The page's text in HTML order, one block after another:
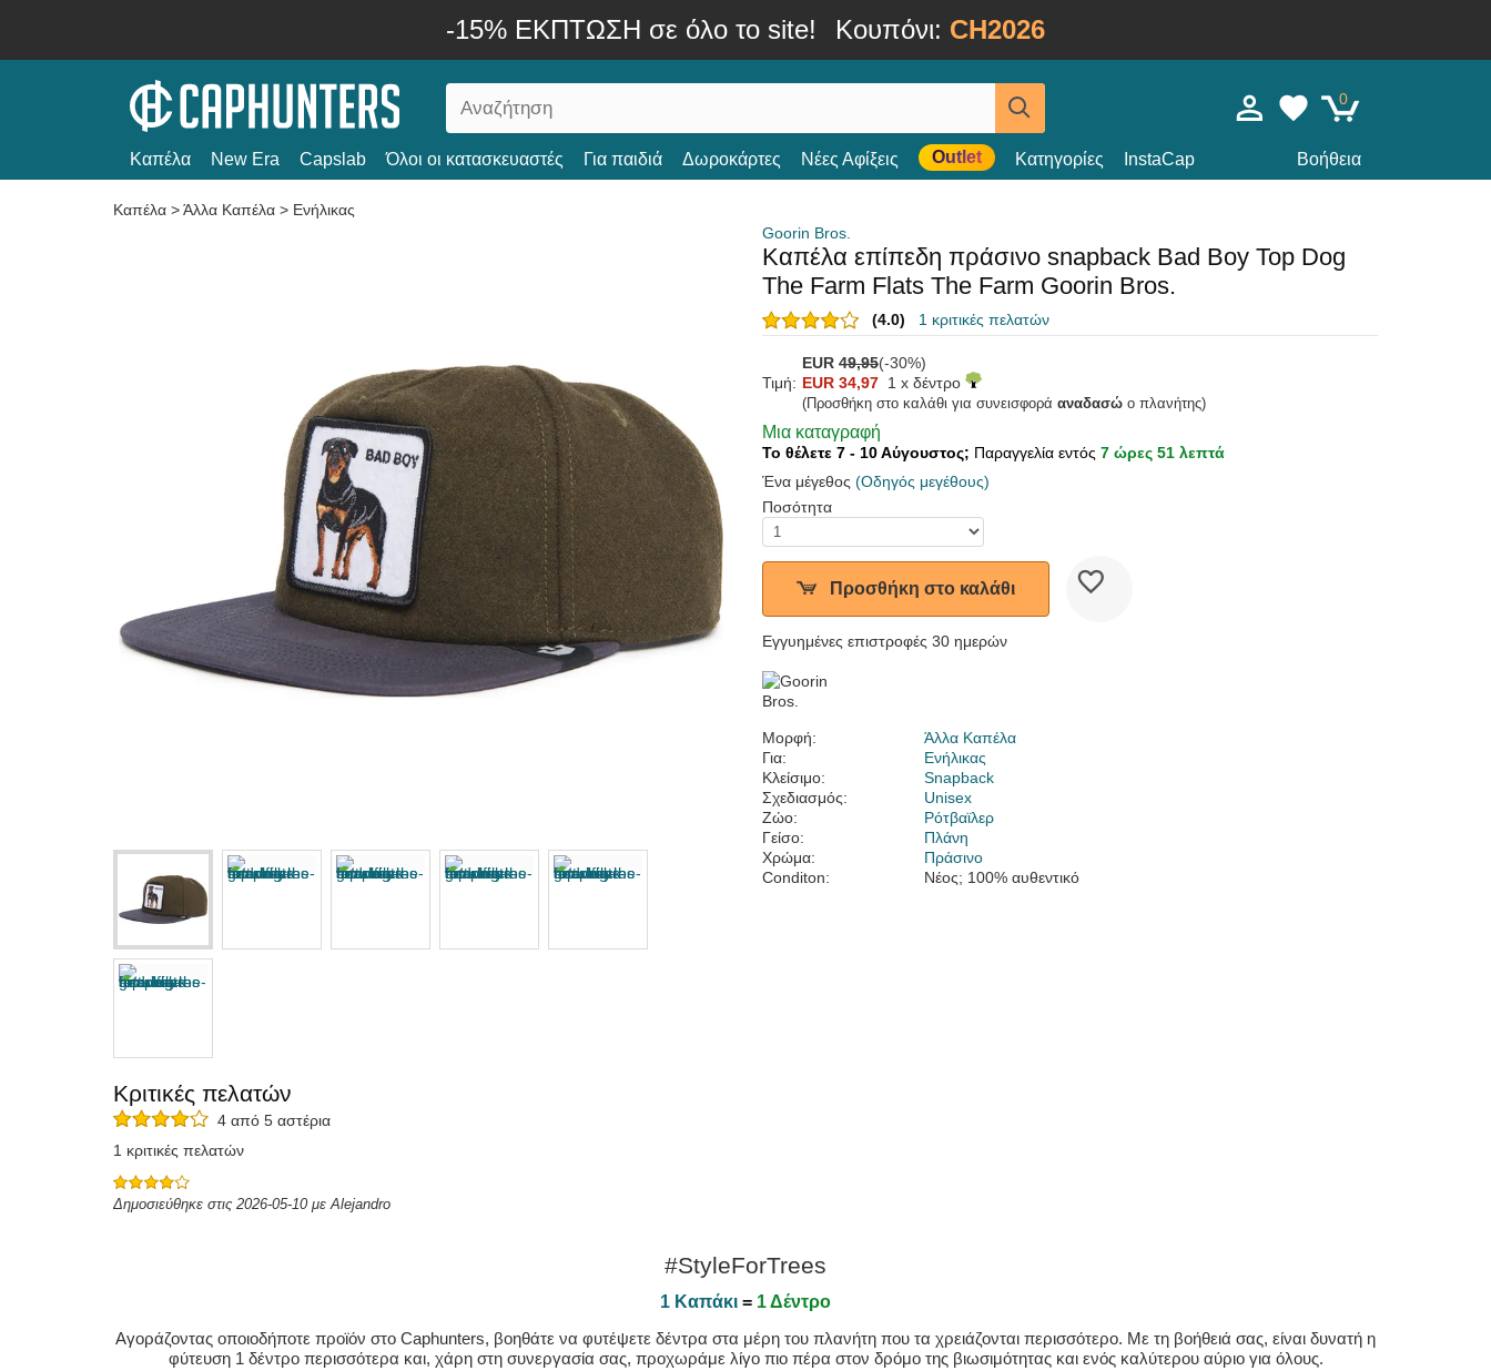
-15% ΕΚΠΤΩΣΗ σε όλο το site! Κουπόνι: CH2026
0
Καπέλα New Era Capslab Όλοι οι κατασκευαστές Για παιδιά Δωροκάρτες Νέες Αφίξεις Outlet Κατηγορίες InstaCap Βοήθεια
Καπέλα >Άλλα Καπέλα > Ενήλικας
Goorin Bros.
Καπέλα επίπεδη πράσινο snapback Bad Boy Top Dog
The Farm Flats The Farm Goorin Bros.
(4.0) 1 κριτικές πελατών
EUR 49,95(-30%)
Τιμή: EUR 34,97 1 x δέντρο
(Προσθήκη στο καλάθι για συνεισφορά αναδασώ ο πλανήτης)
Μια καταγραφή
Το θέλετε 7 - 10 Αύγουστος; Παραγγελία εντός 7 ώρες 51 λεπτά
Ένα μέγεθος (Οδηγός μεγέθους)
Ποσότητα
Προσθήκη στο καλάθι
Εγγυημένες επιστροφές 30 ημερών
Μορφή:
Άλλα Καπέλα
Για:
Ενήλικας
Κλείσιμο:
Snapback
Σχεδιασμός:
Unisex
Ζώο:
Ρότβαϊλερ
Γείσο:
Πλάνη
Χρώμα:
Πράσινο
Conditon:
Νέος; 100% αυθεντικό
Κριτικές πελατών
4 από 5 αστέρια
1 κριτικές πελατών
Δημοσιεύθηκε στις 2026-05-10 με Alejandro
#StyleForTrees
1 Καπάκι = 1 Δέντρο
Αγοράζοντας οποιοδήποτε προϊόν στο Caphunters, βοηθάτε να φυτέψετε δέντρα στα μέρη του πλανήτη που τα χρειάζονται περισσότερο. Με τη βοήθειά σας, είναι δυνατή η
φύτευση 1 δέντρο περισσότερα και, χάρη στη συνεργασία σας, προχωράμε λίγο πιο πέρα στον δρόμο της βιωσιμότητας και ενός καλύτερου αύριο για όλους.